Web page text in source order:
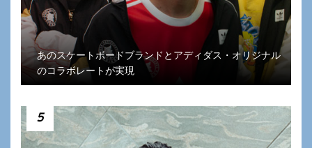
あのスケートボードブランドとアディダス・オリジナル
のコラボレートが実現
5